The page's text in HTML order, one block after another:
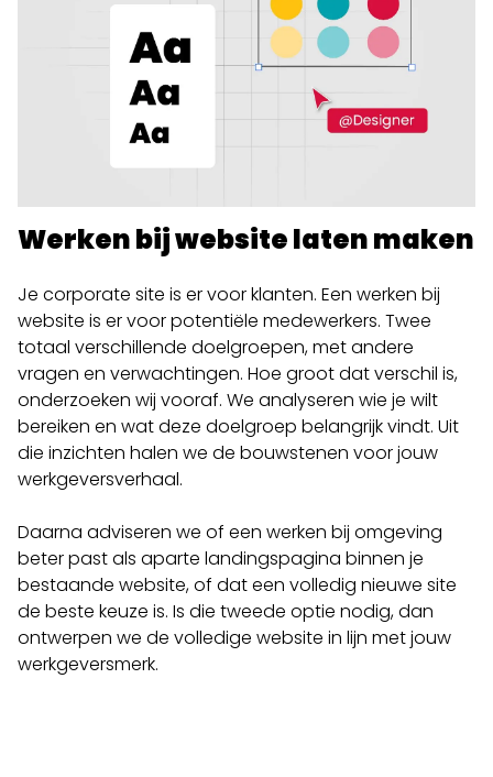
Werken bij website laten maken
Je corporate site is er voor klanten. Een werken bij
website is er voor potentiële medewerkers. Twee
totaal verschillende doelgroepen, met andere
vragen en verwachtingen. Hoe groot dat verschil is,
onderzoeken wij vooraf. We analyseren wie je wilt
bereiken en wat deze doelgroep belangrijk vindt. Uit
die inzichten halen we de bouwstenen voor jouw
werkgeversverhaal.
Daarna adviseren we of een werken bij omgeving
beter past als aparte landingspagina binnen je
bestaande website, of dat een volledig nieuwe site
de beste keuze is. Is die tweede optie nodig, dan
ontwerpen we de volledige website in lijn met jouw
werkgeversmerk.